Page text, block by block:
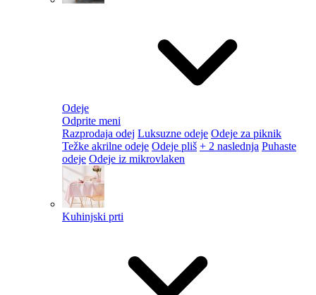
Odeje
Odprite meni
Razprodaja odej Luksuzne odeje Odeje za piknik
Težke akrilne odeje Odeje pliš + 2 naslednja Puhaste
odeje Odeje iz mikrovlaken
Kuhinjski prti